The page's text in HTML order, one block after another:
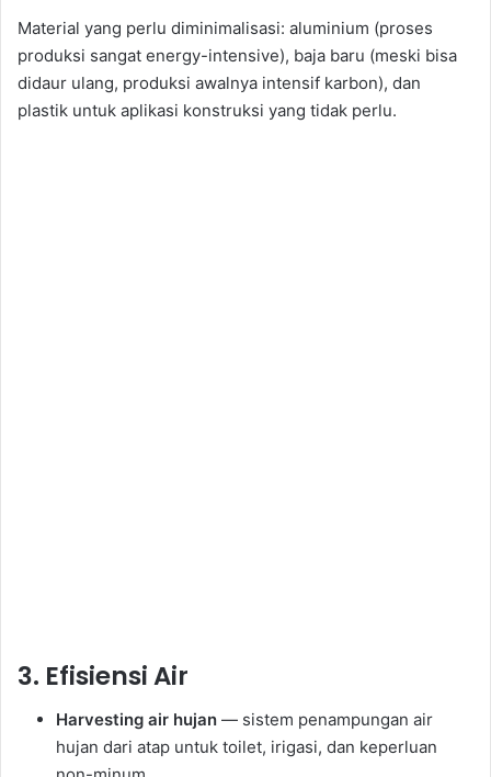
Material yang perlu diminimalisasi: aluminium (proses
produksi sangat energy-intensive), baja baru (meski bisa
didaur ulang, produksi awalnya intensif karbon), dan
plastik untuk aplikasi konstruksi yang tidak perlu.
3. Efisiensi Air
Harvesting air hujan — sistem penampungan air
hujan dari atap untuk toilet, irigasi, dan keperluan